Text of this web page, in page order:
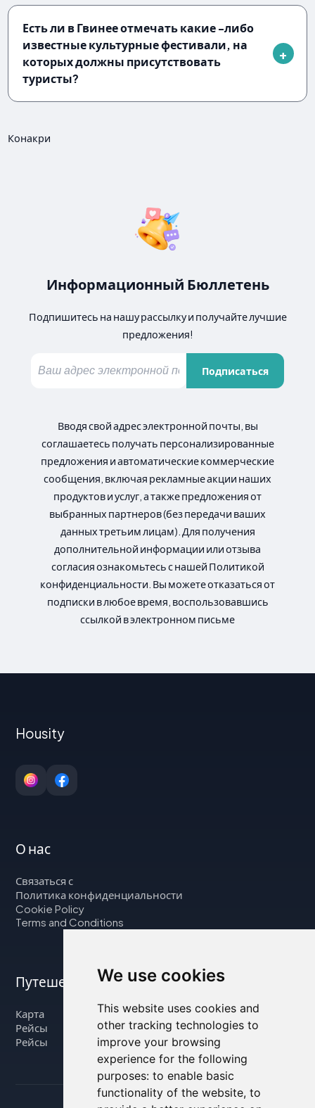
We use cookies
This website uses cookies and
other tracking technologies to
improve your browsing
experience for the following
purposes: to enable basic
functionality of the website, to
Есть ли в Гвинее отмечать какие -либо
известные культурные фестивали, на
которых должны присутствовать
туристы?
Конакри
Информационный Бюллетень
Подпишитесь на нашу рассылку и получайте лучшие
предложения!
Подписаться
Вводя свой адрес электронной почты, вы
соглашаетесь получать персонализированные
предложения и автоматические коммерческие
сообщения, включая рекламные акции наших
продуктов и услуг, а также предложения от
выбранных партнеров (без передачи ваших
данных третьим лицам). Для получения
дополнительной информации или отзыва
согласия ознакомьтесь с нашей Политикой
конфиденциальности. Вы можете отказаться от
подписки в любое время, воспользовавшись
ссылкой в электронном письме
Housity
О нас
Связаться с
Политика конфиденциальности
Cookie Policy
Terms and Conditions
Путешествуйте с нами
Карта
Рейсы
Рейсы